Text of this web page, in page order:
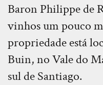
Baron Philippe de
vinhos um pouco
propriedade está
Buin, no Vale do
sul de Santiago.